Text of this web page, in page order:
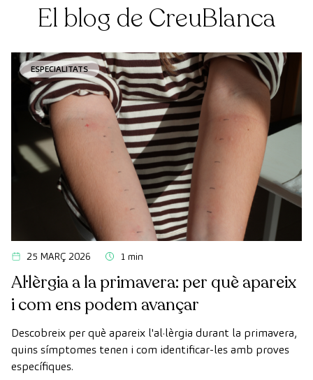
El blog de CreuBlanca
ESPECIALITATS
25 MARÇ 2026 1 min
Al·lèrgia a la primavera: per què apareix
i com ens podem avançar
Descobreix per què apareix l'al·lèrgia durant la primavera,
quins símptomes tenen i com identificar-les amb proves
específiques.